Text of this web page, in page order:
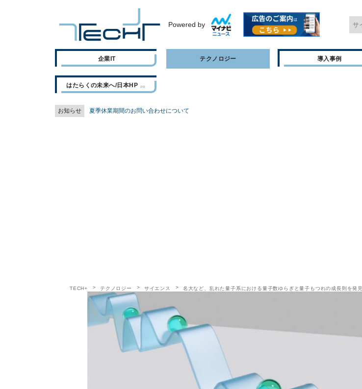
Powered by
企業IT テクノロジー 導入事例
はたらくの未来へ/日本HP
お知らせ 夏季休業期間のお問い合わせについて
TECH+ テクノロジー サイエンス 名大など、乱れた量子系における量子数ゆらぎと量子もつれの成長則を発見